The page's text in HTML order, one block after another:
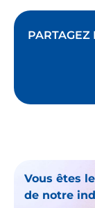
PARTAGEZ
Vous êtes
de notre